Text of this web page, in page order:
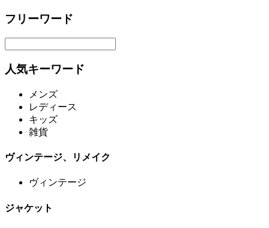
フリーワード
人気キーワード
メンズ
レディース
キッズ
雑貨
ヴィンテージ、リメイク
ヴィンテージ
ジャケット